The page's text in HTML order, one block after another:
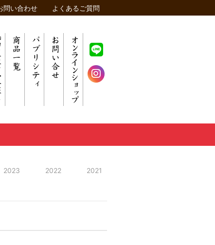
問い合わせ よくあるご質問
2023 2022 2021